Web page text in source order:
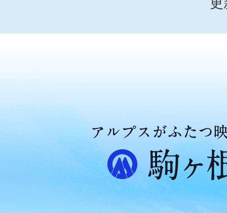
ア
ル
プ
ス